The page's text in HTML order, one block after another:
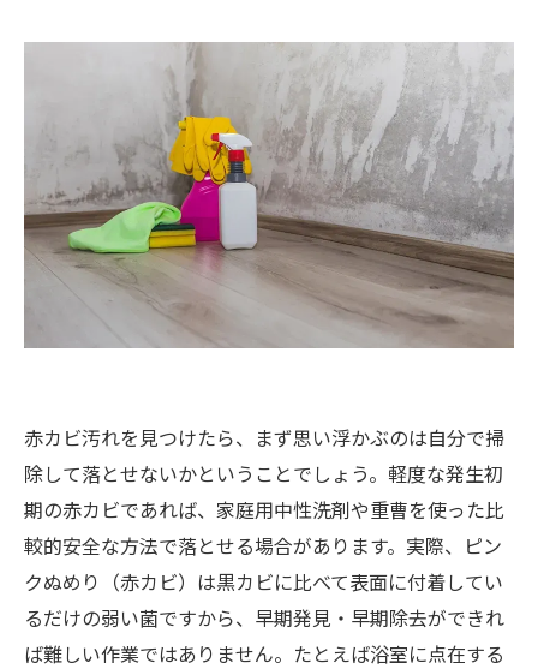
赤カビ汚れを見つけたら、まず思い浮かぶのは自分で掃
除して落とせないかということでしょう。軽度な発生初
期の赤カビであれば、家庭用中性洗剤や重曹を使った比
較的安全な方法で落とせる場合があります。実際、ピン
クぬめり（赤カビ）は黒カビに比べて表面に付着してい
るだけの弱い菌ですから、早期発見・早期除去ができれ
ば難しい作業ではありません。たとえば浴室に点在する